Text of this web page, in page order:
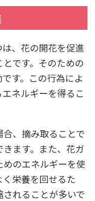
、花の開花を促進
です。そのための
す。この行為によ
ネルギーを得るこ
、摘み取ることで
ます。また、花ガ
のエネルギーを使
栄養を回せるた
れることが多いで